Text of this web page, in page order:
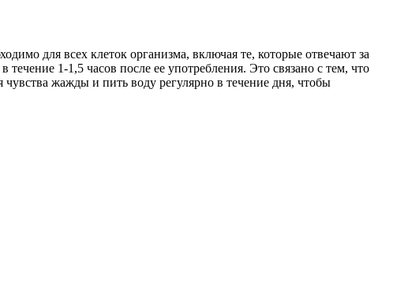
для всех клеток организма, включая те, которые отвечают за
1-1,5 часов после ее употребления. Это связано с тем, что
жажды и пить воду регулярно в течение дня, чтобы